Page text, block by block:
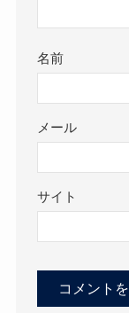
名前
メール
サイト